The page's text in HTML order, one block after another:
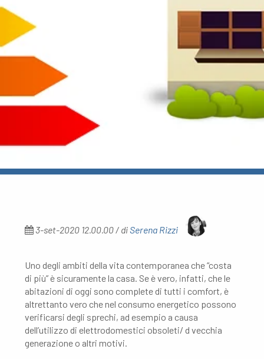
3-set-2020 12.00.00 / diSerena Rizzi
Uno degli ambiti della vita contemporanea che “costa
di più” è sicuramente la casa. Se è vero, infatti, che le
abitazioni di oggi sono complete di tutti i comfort, è
altrettanto vero che nel consumo energetico possono
verificarsi degli sprechi, ad esempio a causa
dell’utilizzo di elettrodomestici obsoleti/ d vecchia
generazione o altri motivi.